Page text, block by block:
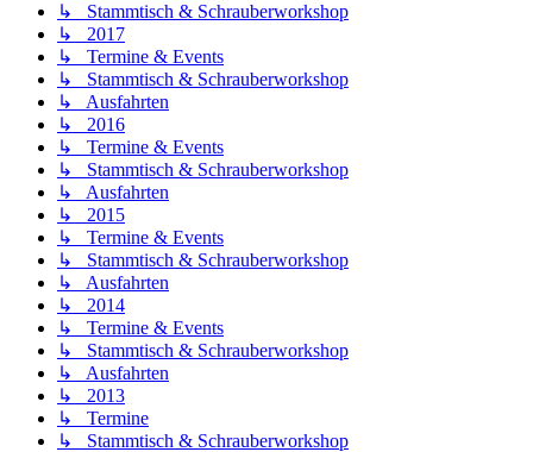
↳ Stammtisch & Schrauberworkshop
↳ 2017
↳ Termine & Events
↳ Stammtisch & Schrauberworkshop
↳ Ausfahrten
↳ 2016
↳ Termine & Events
↳ Stammtisch & Schrauberworkshop
↳ Ausfahrten
↳ 2015
↳ Termine & Events
↳ Stammtisch & Schrauberworkshop
↳ Ausfahrten
↳ 2014
↳ Termine & Events
↳ Stammtisch & Schrauberworkshop
↳ Ausfahrten
↳ 2013
↳ Termine
↳ Stammtisch & Schrauberworkshop